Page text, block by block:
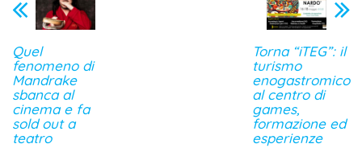
Quel
fenomeno di
Mandrake
sbanca al
cinema e fa
sold out a
teatro
Torna “iTEG”: il
turismo
enogastromico
al centro di
games,
formazione ed
esperienze